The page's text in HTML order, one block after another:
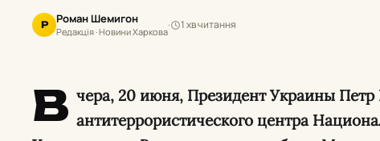
Р Роман Шемигон
Редакція · Новини Харкова
1 хв читання
В чера, 20 июня, Президент Украины
антитеррористического центра